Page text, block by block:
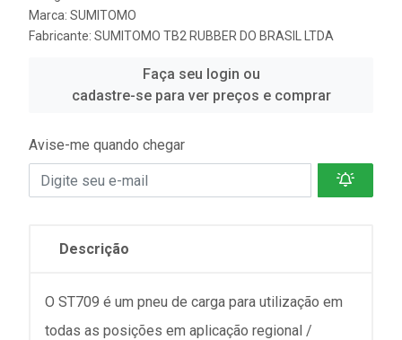
Marca: SUMITOMO
Fabricante: SUMITOMO TB2 RUBBER DO BRASIL LTDA
Faça seu login ou
cadastre-se para ver preços e comprar
Avise-me quando chegar
Descrição
O ST709 é um pneu de carga para utilização em
todas as posições em aplicação regional /